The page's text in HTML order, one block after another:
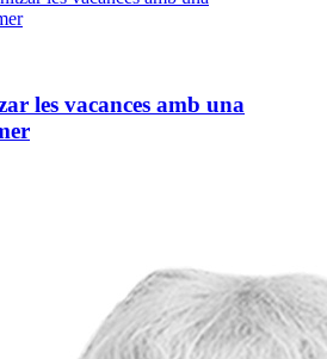
les vacances amb una